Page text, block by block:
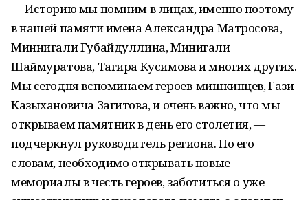
— Историю мы помним в лицах, именно поэтому
в нашей памяти имена Александра Матросова,
Миннигали Губайдуллина, Минигали
Шаймуратова, Тагира Кусимова и многих других.
Мы сегодня вспоминаем героев-мишкинцев, Гази
Казыхановича Загитова, и очень важно, что мы
открываем памятник в день его столетия, —
подчеркнул руководитель региона. По его
словам, необходимо открывать новые
мемориалы в честь героев, заботиться о уже